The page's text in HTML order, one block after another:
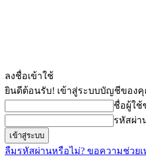
ลงชื่อเข้าใช้
ยินดีต้อนรับ! เข้าสู่ระบบบัญชีของ
ชื่อผู้ใ
รหัสผ่
ลืมรหัสผ่านหรือไม่? ขอความช่วยเ